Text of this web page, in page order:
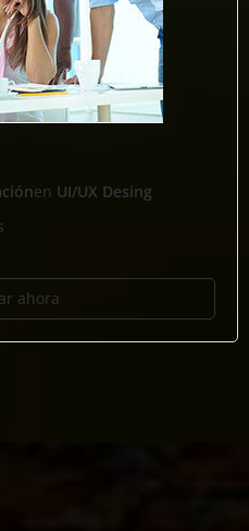
en UI/UX Desing
ahora